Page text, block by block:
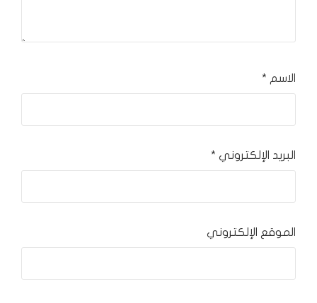
الاسم *
البريد الإلكتروني *
الموقع الإلكتروني